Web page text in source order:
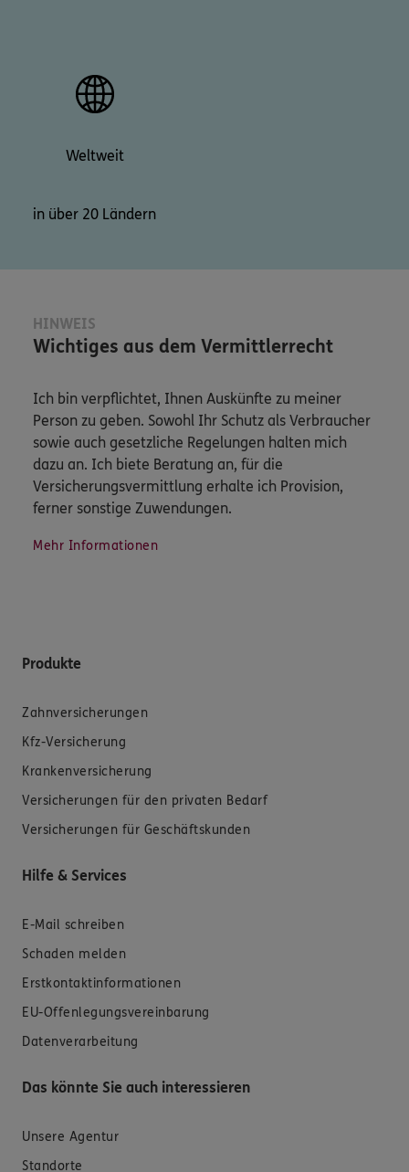
Weltweit
in über 20 Ländern
HINWEIS
Wichtiges aus dem Vermittlerrecht
Ich bin verpflichtet, Ihnen Auskünfte zu meiner
Person zu geben. Sowohl Ihr Schutz als Verbraucher
sowie auch gesetzliche Regelungen halten mich
dazu an. Ich biete Beratung an, für die
Versicherungsvermittlung erhalte ich Provision,
ferner sonstige Zuwendungen.
Mehr Informationen
Produkte
Zahnversicherungen
Kfz-Versicherung
Krankenversicherung
Versicherungen für den privaten Bedarf
Versicherungen für Geschäftskunden
Hilfe & Services
E-Mail schreiben
Schaden melden
Erstkontaktinformationen
EU-Offenlegungsvereinbarung
Datenverarbeitung
Das könnte Sie auch interessieren
Unsere Agentur
Standorte